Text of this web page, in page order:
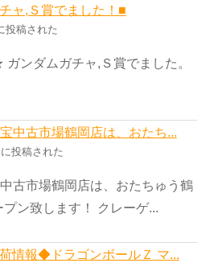
ャ,Ｓ賞でました！■
投稿された
ンダムガチャ,Ｓ賞でました。
中古市場鶴岡店は、おたち...
投稿された
古市場鶴岡店は、おたちゅう鶴
ン致します！ クレーゲ...
情報◆ドラゴンボールＺ マ...